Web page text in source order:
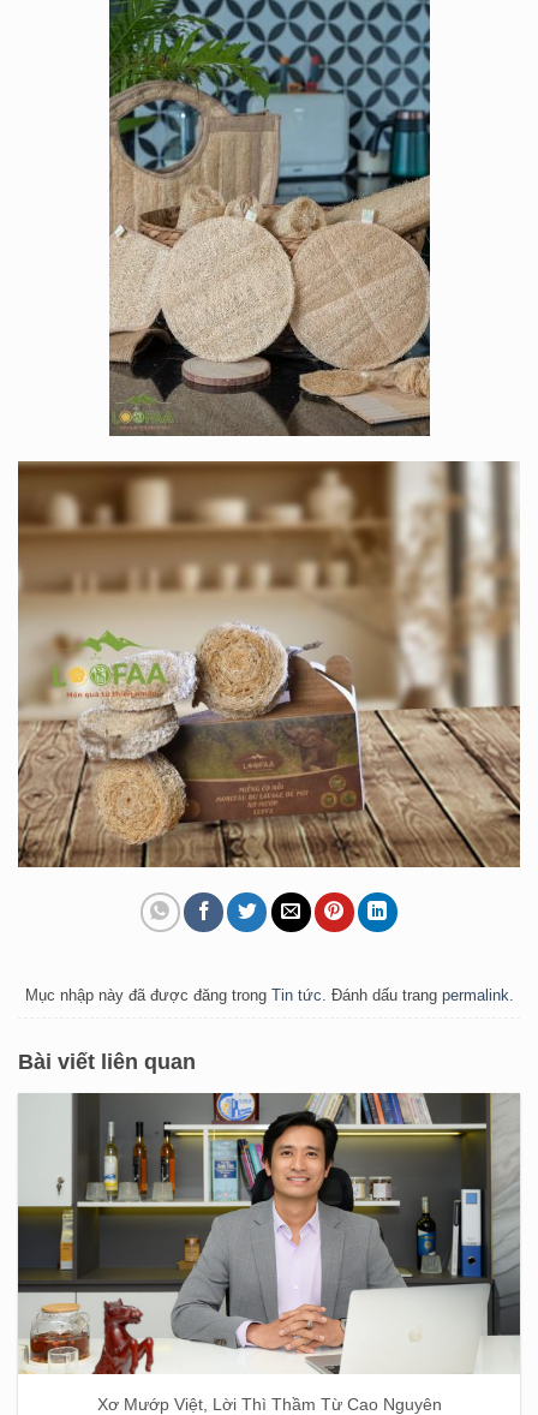
Mục nhập này đã được đăng trong Tin tức. Đánh dấu trang permalink.
Bài viết liên quan
Xơ Mướp Việt, Lời Thì Thầm Từ Cao Nguyên